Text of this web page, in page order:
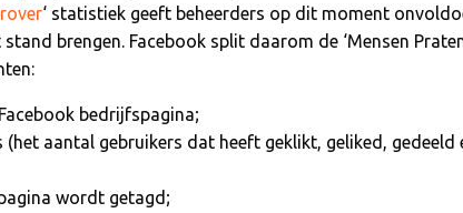
‘ statistiek geeft beheerders op dit moment
brengen. Facebook split daarom de ‘Mensen
bedrijfspagina;
(het aantal gebruikers dat heeft geklikt, geliked, gedeeld
wordt getagd;